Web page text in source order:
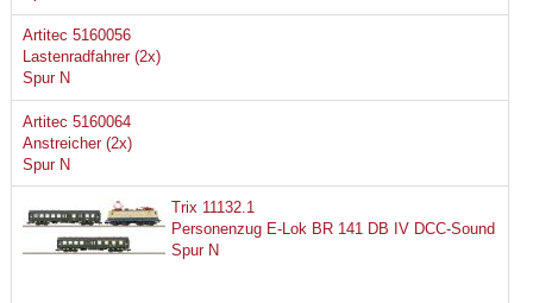
Artitec 5160056
Lastenradfahrer (2x)
Spur N
Artitec 5160064
Anstreicher (2x)
Spur N
Trix 11132.1
Personenzug E-Lok BR 141 DB IV DCC-Sound
Spur N